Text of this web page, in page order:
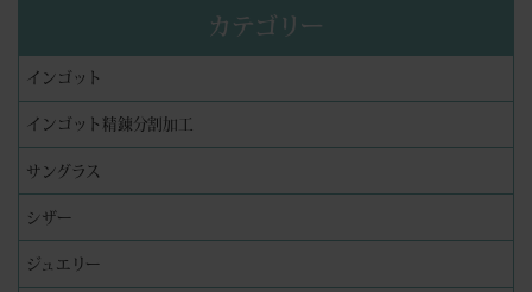
カテゴリー
インゴット
インゴット精錬分割加工
サングラス
シザー
ジュエリー